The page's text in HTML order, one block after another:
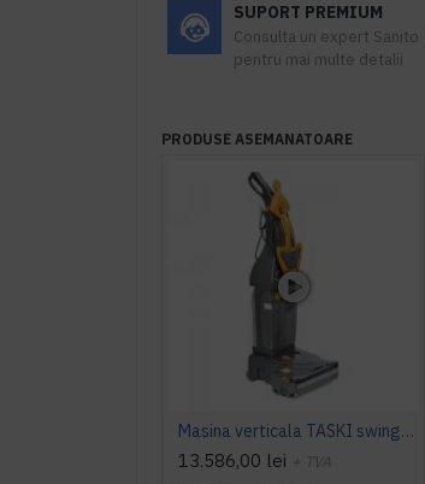
SUPORT PREMIUM
Consulta un expert Sanito
pentru mai multe detalii
PRODUSE ASEMANATOARE
Masina verticala TASKI swingo 150 E EURO, 1100W
13.586,00 lei + TVA